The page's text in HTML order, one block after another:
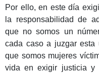
Por ello, en este día
la responsabilidad de
que no somos un
cada caso a juzgar esta
que somos mujeres
vida en exigir justicia y